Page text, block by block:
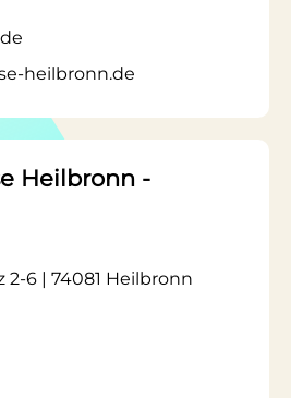
heilbronn.de
Heilbronn -
6 | 74081 Heilbronn